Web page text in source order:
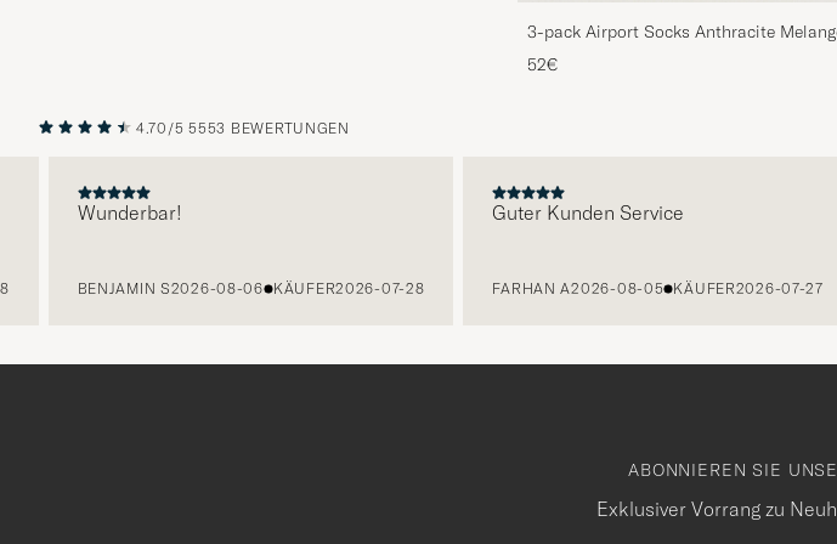
3-pack Airport Socks Anthracite
52€
NÄCHSTE
4.70/5 5553 BEWERTUNGEN
Wunderbar!
BENJAMIN S2026-08-06 KÄUFER2026-07-28
Guter Kunden Service
FARHAN A2026-08-05 KÄUFER2026-07-27
ABONNIEREN SIE
Exklusiver Vorrang zu